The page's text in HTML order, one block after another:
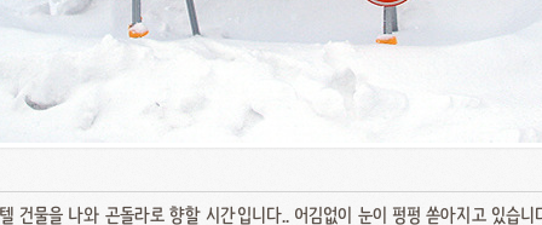
건물을 나와 곤돌라로 향할 시간입니다.. 어김없이 눈이 펑펑 쏟아지고 있습니